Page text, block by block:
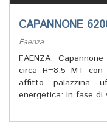
CAPANNONE
Faenza
FAENZA.
circa H=8,5 MT
affitto palazzina
energetica: in fase di